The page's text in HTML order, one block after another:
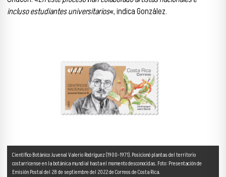
incluso estudiantes universitarios«, indica González.
Científico Botánico Juvenal Valerio Rodríguez (1900-1971). Posicionó plantas del territorio
costarricense en la botánica mundial hasta el momento desconocidas. Foto: Presentación de
Emisión Postal del 28 de septiembre del 2022 de Correos de Costa Rica.